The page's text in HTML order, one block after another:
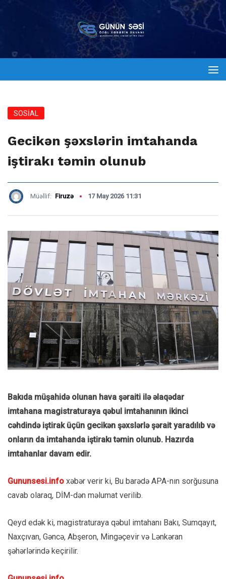
SOSİAL
Gecikən şəxslərin imtahanda
iştirakı təmin olunub
Müəllif: Firuzə 17 May 2026 11:31
Bakıda müşahidə olunan hava şəraiti ilə əlaqədar
imtahana magistraturaya qəbul imtahanının ikinci
cəhdində iştirak üçün gecikən şəxslərlə şərait yaradılıb və
onların da imtahanda iştirakı təmin olunub. Hazırda
imtahanlar davam edir.
Gununsesi.info xəbər verir ki, Bu barədə APA-nın sorğusuna
cavab olaraq, DİM-dən məlumat verilib.
Qeyd edək ki, magistraturaya qəbul imtahanı Bakı, Sumqayıt,
Naxçıvan, Gəncə, Abşeron, Mingəçevir və Lənkəran
şəhərlərində keçirilir.